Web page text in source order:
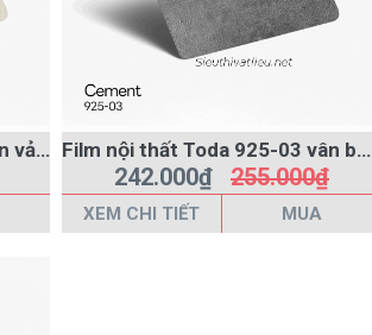
Film nội thất Toda 926-01 vân vải màu kem Film nội thất Toda 925-03 vân betong màu xám đen
242.000₫ 255.000₫
XEM CHI TIẾT MUA